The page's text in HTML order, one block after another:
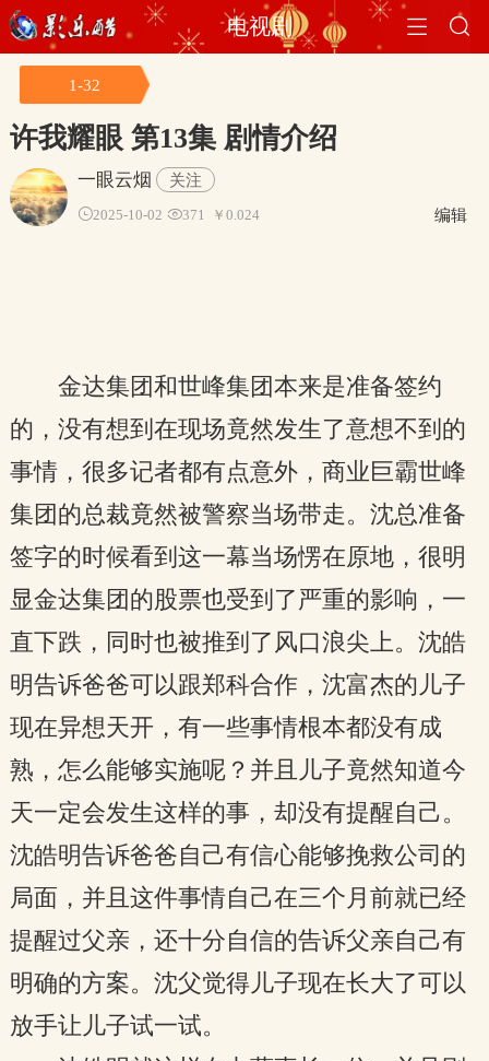
 
电视剧
1-32
许我耀眼 第13集 剧情介绍
一眼云烟
关注
编辑
2025-10-02 371 ￥0.024
金达集团和世峰集团本来是准备签约
的，没有想到在现场竟然发生了意想不到的
事情，很多记者都有点意外，商业巨霸世峰
集团的总裁竟然被警察当场带走。沈总准备
签字的时候看到这一幕当场愣在原地，很明
显金达集团的股票也受到了严重的影响，一
直下跌，同时也被推到了风口浪尖上。沈皓
明告诉爸爸可以跟郑科合作，沈富杰的儿子
现在异想天开，有一些事情根本都没有成
熟，怎么能够实施呢？并且儿子竟然知道今
天一定会发生这样的事，却没有提醒自己。
沈皓明告诉爸爸自己有信心能够挽救公司的
局面，并且这件事情自己在三个月前就已经
提醒过父亲，还十分自信的告诉父亲自己有
明确的方案。沈父觉得儿子现在长大了可以
放手让儿子试一试。